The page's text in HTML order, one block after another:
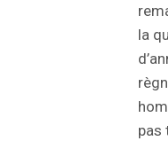
la
pas